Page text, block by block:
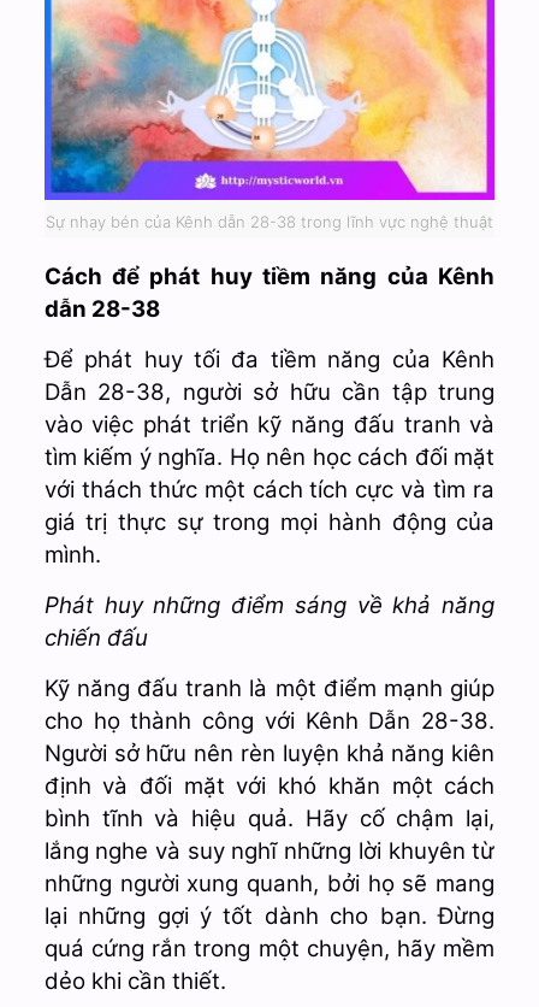
Sự nhạy bén của Kênh dẫn 28-38 trong lĩnh vực nghệ thuật
Cách để phát huy tiềm năng của Kênh
dẫn 28-38
Để phát huy tối đa tiềm năng của Kênh
Dẫn 28-38, người sở hữu cần tập trung
vào việc phát triển kỹ năng đấu tranh và
tìm kiếm ý nghĩa. Họ nên học cách đối mặt
với thách thức một cách tích cực và tìm ra
giá trị thực sự trong mọi hành động của
mình.
Phát huy những điểm sáng về khả năng
chiến đấu
Kỹ năng đấu tranh là một điểm mạnh giúp
cho họ thành công với Kênh Dẫn 28-38.
Người sở hữu nên rèn luyện khả năng kiên
định và đối mặt với khó khăn một cách
bình tĩnh và hiệu quả. Hãy cố chậm lại,
lắng nghe và suy nghĩ những lời khuyên từ
những người xung quanh, bởi họ sẽ mang
lại những gợi ý tốt dành cho bạn. Đừng
quá cứng rắn trong một chuyện, hãy mềm
dẻo khi cần thiết.